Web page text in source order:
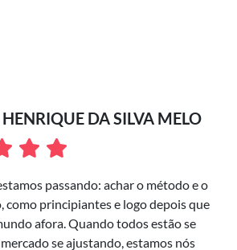
DA SILVA MELO
passando: achar o método e o
como principiantes e logo depois que
afora. Quando todos estão se
se ajustando, estamos nós